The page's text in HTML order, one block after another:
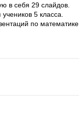
в себя 29 слайдов.
5 класса.
по математике